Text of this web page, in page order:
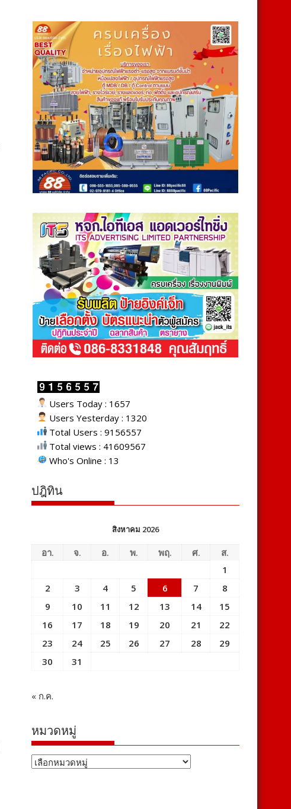
Users Today : 1657
Users Yesterday : 1320
Total Users : 9156557
Total views : 41609567
Who's Online : 13
ปฎิทิน
สิงหาคม 2026
อา. จ. อ. พ. พฤ. ศ.
ส.
1
2
3 4 5 6 7
8
9
10 11 12 13 14
15
16
17 18 19 20 21
22
23
24 25 26 27 28
29
30
31
« ก.ค.
หมวดหมู่
หมวด